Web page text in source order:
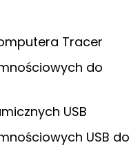
Tracer
do
USB
USB do